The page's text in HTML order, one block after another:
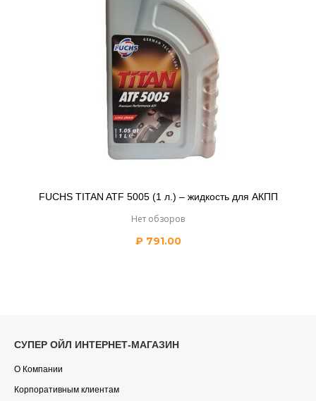
FUCHS TITAN ATF 5005 (1 л.) – жидкость для АКПП
Нет обзоров
₽791.00
СУПЕР ОЙЛ ИНТЕРНЕТ-МАГАЗИН
О Компании
Корпоративным клиентам